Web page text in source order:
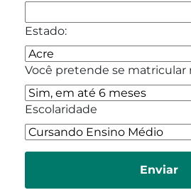
Estado:
Você pretende se matricular
Escolaridade